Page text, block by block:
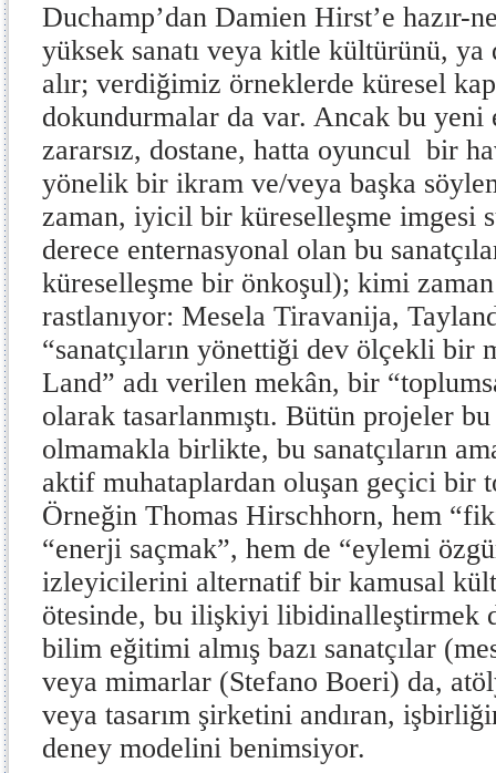
Duchamp’dan Damien Hirst’e hazır-
yüksek sanatı veya kitle kültürünü,
alır; verdiğimiz örneklerde küresel
dokundurmalar da var. Ancak bu yeni
zararsız, dostane, hatta oyuncul bir
yönelik bir ikram ve/veya başka
zaman, iyicil bir küreselleşme imgesi
derece enternasyonal olan bu
küreselleşme bir önkoşul); kimi
rastlanıyor: Mesela Tiravanija,
“sanatçıların yönettiği dev ölçekli bir
Land” adı verilen mekân, bir
olarak tasarlanmıştı. Bütün projeler
olmamakla birlikte, bu sanatçıların
aktif muhataplardan oluşan geçici bir
Örneğin Thomas Hirschhorn, hem
“enerji saçmak”, hem de “eylemi
izleyicilerini alternatif bir kamusal
ötesinde, bu ilişkiyi libidinalleştirmek
bilim eğitimi almış bazı sanatçılar
veya mimarlar (Stefano Boeri) da,
veya tasarım şirketini andıran,
deney modelini benimsiyor.